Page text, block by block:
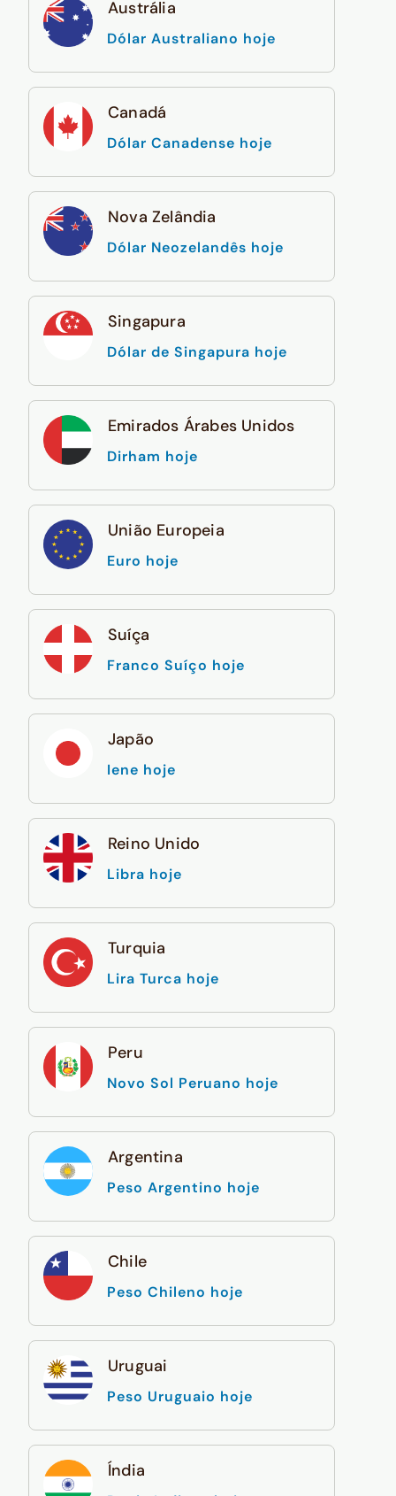
Austrália
Dólar Australiano hoje
Canadá
Dólar Canadense hoje
Nova Zelândia
Dólar Neozelandês hoje
Singapura
Dólar de Singapura hoje
Emirados Árabes Unidos
Dirham hoje
União Europeia
Euro hoje
Suíça
Franco Suíço hoje
Japão
Iene hoje
Reino Unido
Libra hoje
Turquia
Lira Turca hoje
Peru
Novo Sol Peruano hoje
Argentina
Peso Argentino hoje
Chile
Peso Chileno hoje
Uruguai
Peso Uruguaio hoje
Índia